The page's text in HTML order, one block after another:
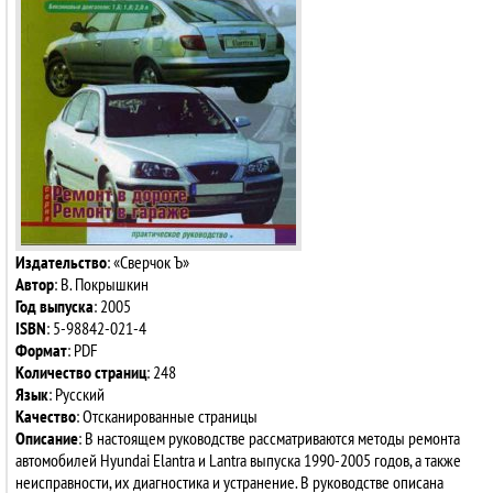
Издательство: «Сверчок Ъ»
Автор: В. Покрышкин
Год выпуска: 2005
ISBN: 5-98842-021-4
Формат: PDF
Количество страниц: 248
Язык: Русский
Качество: Отсканированные страницы
Описание: В настоящем руководстве рассматриваются методы ремонта
автомобилей Hyundai Elantra и Lantra выпуска 1990-2005 годов, а также
неисправности, их диагностика и устранение. В руководстве описана